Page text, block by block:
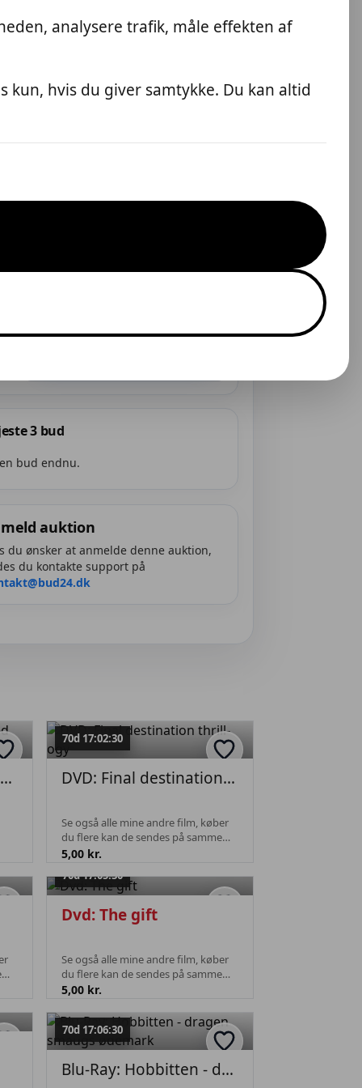
Kan afhentes: Kerteminde
Der er endnu ingen spørgsmål til
3 bud
bud endnu.
auktion
du ønsker at anmelde denne auktion,
du kontakte support på
Keramisk vintage figur med sjove træk
70d 17:02:30
DVD: Final destination thrill-ogy
Se også alle mine andre film, køber
du flere kan de sendes på samme
fragt.
5,00 kr.
70d 17:05:30
Dvd: The gift
Se også alle mine andre film, køber
du flere kan de sendes på samme
fragt.
5,00 kr.
70d 17:06:30
Blu-Ray: Hobbitten - dragen smaugs ødemark
analysere trafik, måle effekten af
hvis du giver samtykke. Du kan altid